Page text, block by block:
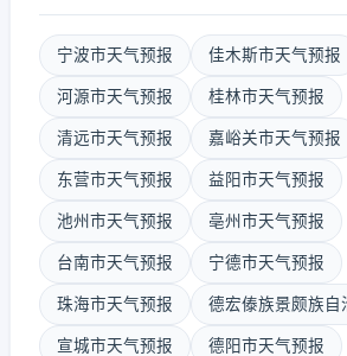
宁波市天气预报 佳木斯市天气预报
河源市天气预报 桂林市天气预报
清远市天气预报 嘉峪关市天气预报
东营市天气预报 益阳市天气预报
池州市天气预报 亳州市天气预报
台南市天气预报 宁德市天气预报
珠海市天气预报 德宏傣族景颇族自
宣城市天气预报 德阳市天气预报